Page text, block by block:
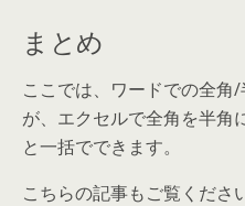
まとめ
ここでは、ワードでの全角
が、エクセルで全角を半角
と一括でできます。
こちらの記事もご覧くださ